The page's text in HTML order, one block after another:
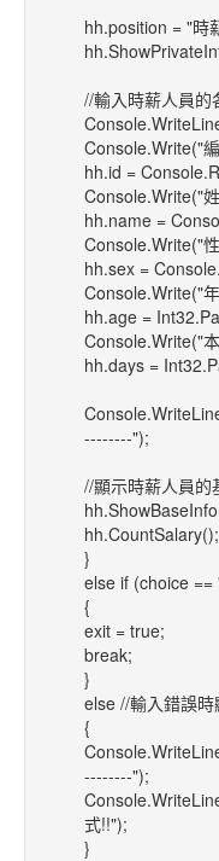
hh.position = "時
//輸入時薪人員的
Console.Write("
hh.id =
Console.Write("
hh.name =
Console.Write("
hh.sex =
Console.Write("
hh.age =
Console.Write("
hh.days =
--------");
//顯示時薪人員的
hh.CountSalary();
}
else if (choice
{
exit = true;
break;
}
else //輸入錯誤
{
--------");
式!!");
}